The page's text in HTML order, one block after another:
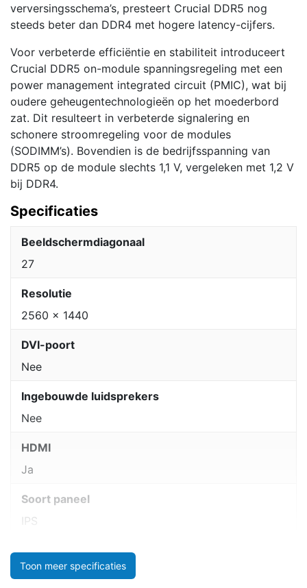
verversingsschema’s, presteert Crucial DDR5 nog
steeds beter dan DDR4 met hogere latency-cijfers.
Voor verbeterde efficiëntie en stabiliteit introduceert
Crucial DDR5 on-module spanningsregeling met een
power management integrated circuit (PMIC), wat bij
oudere geheugentechnologieën op het moederbord
zat. Dit resulteert in verbeterde signalering en
schonere stroomregeling voor de modules
(SODIMM’s). Bovendien is de bedrijfsspanning van
DDR5 op de module slechts 1,1 V, vergeleken met 1,2 V
bij DDR4.
Specificaties
Beeldschermdiagonaal
27
Resolutie
2560 x 1440
DVI-poort
Nee
Ingebouwde luidsprekers
Nee
HDMI
Ja
Soort paneel
IPS
Toon meer specificaties